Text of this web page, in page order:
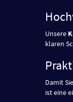
Unsere
klaren
Damit
ist eine